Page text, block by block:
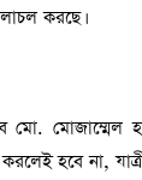
করছে।
মো.
হবে না,